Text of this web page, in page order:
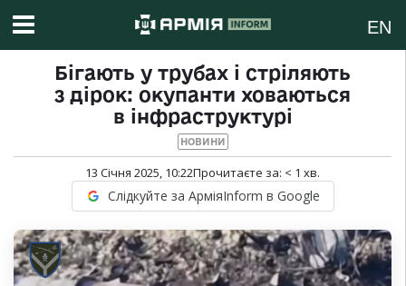
EN
Бігають у трубах і стріляють
з дірок: окупанти ховаються
в інфраструктурі
НОВИНИ
13 Січня 2025, 10:22Прочитаєте за: < 1 хв.
Слідкуйте за АрміяInform в Google